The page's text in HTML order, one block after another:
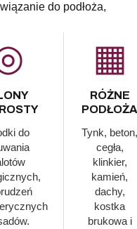
do podłoża,
do
▦
RÓŻNE
PODŁOŻA
Tynk, beton,
cegła,
klinkier,
kamień,
dachy,
kostka
brukowa i